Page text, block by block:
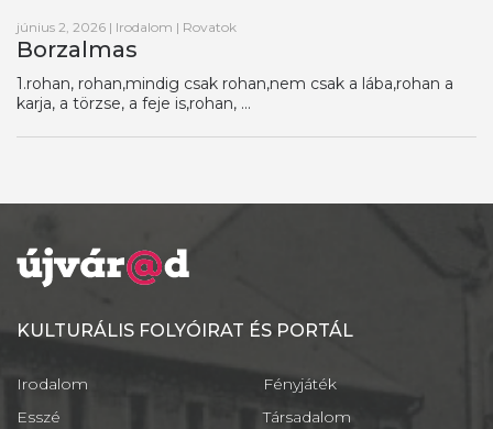
június 2, 2026 | Irodalom | Rovatok
Borzalmas
1.rohan, rohan,mindig csak rohan,nem csak a lába,rohan a
karja, a törzse, a feje is,rohan, ...
KULTURÁLIS FOLYÓIRAT ÉS PORTÁL
Irodalom
Esszé
Fényjáték
Társadalom